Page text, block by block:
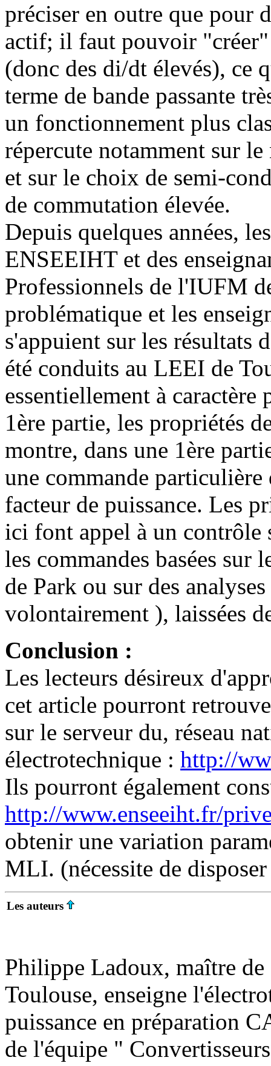
préciser en outre que pour
actif; il faut pouvoir "créer"
(donc des di/dt élevés), ce
terme de bande passante
un fonctionnement plus
répercute notamment sur
et sur le choix de semi-
de commutation élevée.
Depuis quelques années,
ENSEEIHT et des
Professionnels de l'IUFM
problématique et les
s'appuient sur les résultats
été conduits au LEEI de
essentiellement à caractère
1ère partie, les propriétés
montre, dans une 1ère
une commande
facteur de puissance. Les
ici font appel à un contrôle
les commandes basées sur
de Park ou sur des
volontairement ), laissées
Conclusion :
Les lecteurs désireux
cet article pourront
sur le serveur du, réseau
électrotechnique : http://
Ils pourront également
http://www.enseeiht.fr/
obtenir une variation
MLI. (nécessite de
Les auteurs
Philippe Ladoux, maître
Toulouse, enseigne
puissance en préparation
de l'équipe "